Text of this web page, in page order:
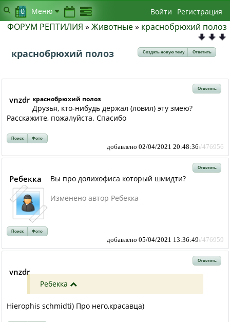
ФОРУМ РЕПТИЛИЯ » Животные» краснобрюхий полоз
краснобрюхий полоз Создать новую тему Ответить
Ответить
vnzdr краснобрюхий полоз
Друзья, кто-нибудь держал (ловил) эту змею?
Расскажите, пожалуйста. Спасибо
Поиск Фото
добавлено 02/04/2021 20:48:36#476956
Ответить
Ребекка
Вы про долихофиса который шмидти?
Изменено автор Ребекка
Поиск Фото
добавлено 05/04/2021 13:36:49#476959
Ответить
vnzdr
Ребекка
Hierophis schmidti) Про него,красавца)
0 Меню Войти Регистрация